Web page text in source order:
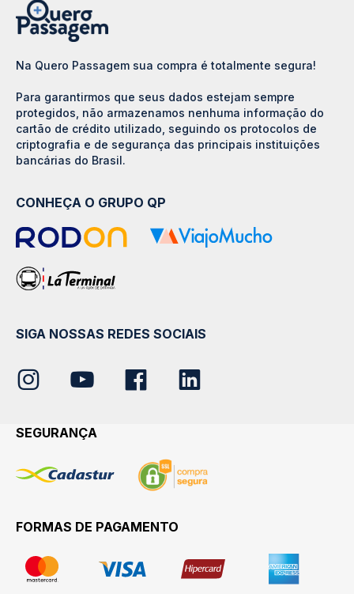
Na Quero Passagem sua compra é totalmente segura!
Para garantirmos que seus dados estejam sempre
protegidos, não armazenamos nenhuma informação do
cartão de crédito utilizado, seguindo os protocolos de
criptografia e de segurança das principais instituições
bancárias do Brasil.
CONHEÇA O GRUPO QP
SIGA NOSSAS REDES SOCIAIS
SEGURANÇA
FORMAS DE PAGAMENTO